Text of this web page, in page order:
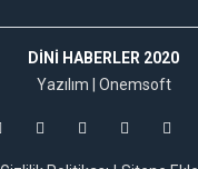
DINI HABERLER 2020
Yazılım | Onemsoft